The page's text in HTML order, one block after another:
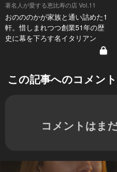
著名人が愛する恵比寿の店 Vol.11
おのののかが家族と通い詰めた1
軒。惜しまれつつ創業51年の歴
史に幕を下ろす名イタリアン
この記事へのコメント
コメントはま